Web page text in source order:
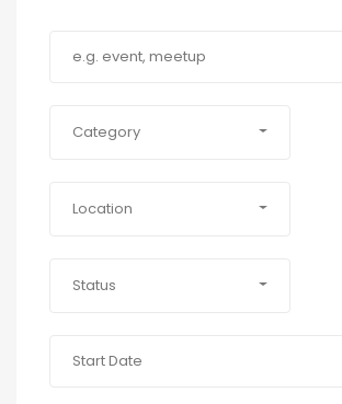
Category
Location
Status